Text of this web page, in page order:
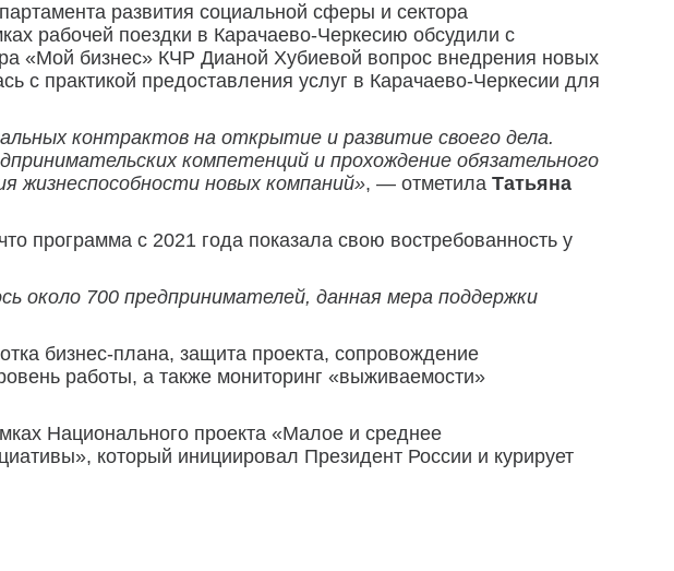
развития социальной сферы и сектора
рабочей поездки в Карачаево-Черкесию обсудили с
«Мой бизнес» КЧР Дианой Хубиевой вопрос внедрения новых
с практикой предоставления услуг в Карачаево-Черкесии для
контрактов на открытие и развитие своего дела.
компетенций и прохождение обязательного
новых компаний», — отметила Татьяна
программа с 2021 года показала свою востребованность у
около 700 предпринимателей, данная мера поддержки
бизнес-плана, защита проекта, сопровождение
работы, а также мониторинг «выживаемости»
Национального проекта «Малое и среднее
который инициировал Президент России и курирует